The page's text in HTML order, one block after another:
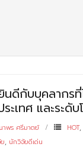
ดีกับบุคลากร
ะเทศ และระดับ
าพร ศรีมาตย์ HOT,
, นักวิจัยดีเด่น